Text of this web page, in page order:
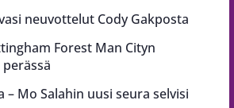
neuvottelut Cody Gakposta
Forest Man Cityn
– Mo Salahin uusi seura selvisi